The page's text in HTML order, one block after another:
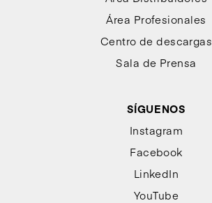
Área Profesionales
Centro de descargas
Sala de Prensa
SÍGUENOS
Instagram
Facebook
LinkedIn
YouTube